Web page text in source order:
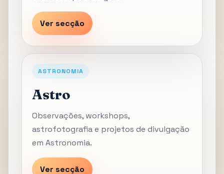
Ver secção
ASTRONOMIA
Astro
Observações, workshops,
astrofotografia e projetos de divulgação
em Astronomia.
Ver secção